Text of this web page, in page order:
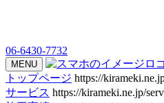
06-6430-7732
MENU
トップページ https://
サービス https://kirameki.ne.jp/